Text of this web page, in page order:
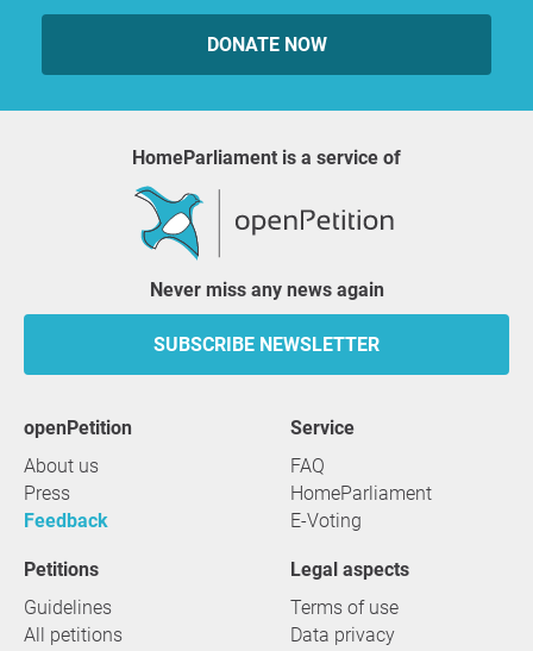
DONATE NOW
HomeParliament is a service of
Never miss any news again
SUBSCRIBE NEWSLETTER
openPetition
About us
Press
Feedback
service
FAQ
HomeParliament
E-Voting
Petitions
Guidelines
All petitions
Legal aspects
Terms of use
Data privacy